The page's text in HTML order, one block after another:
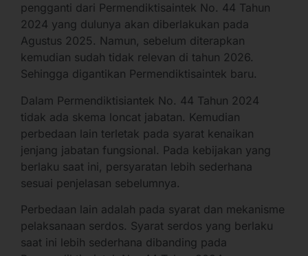
pengganti dari Permendiktisaintek No. 44 Tahun
2024 yang dulunya akan diberlakukan pada
Agustus 2025. Namun, sebelum diterapkan
kemudian sudah tidak relevan di tahun 2026.
Sehingga digantikan Permendiktisaintek baru.
Dalam Permendiktisiantek No. 44 Tahun 2024
tidak ada skema loncat jabatan. Kemudian
perbedaan lain terletak pada syarat kenaikan
jenjang jabatan fungsional. Pada kebijakan yang
berlaku saat ini, persyaratan lebih sederhana
sesuai penjelasan sebelumnya.
Perbedaan lain adalah pada syarat dan mekanisme
pelaksanaan serdos. Syarat serdos yang berlaku
saat ini lebih sederhana dibanding pada